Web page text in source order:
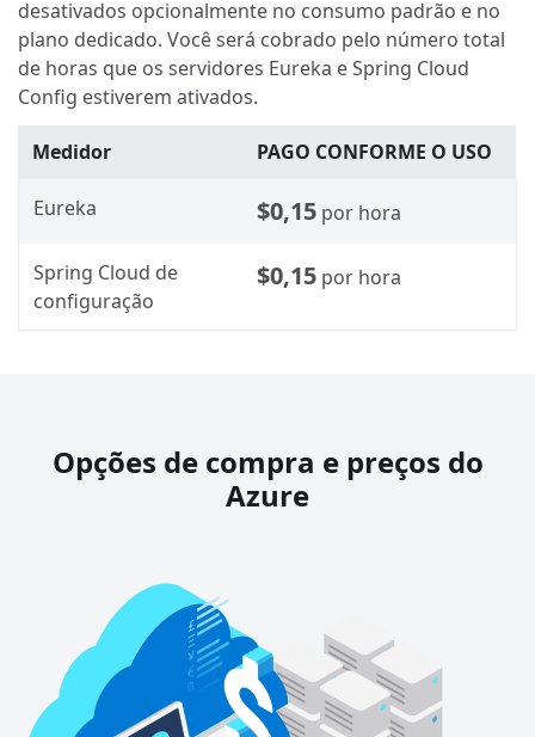
desativados opcionalmente no consumo padrão e no
plano dedicado. Você será cobrado pelo número total
de horas que os servidores Eureka e Spring Cloud
Config estiverem ativados.
Medidor PAGO CONFORME O USO
Eureka $0,15 por hora
Spring Cloud de
configuração
$0,15 por hora
Opções de compra e preços do
Azure